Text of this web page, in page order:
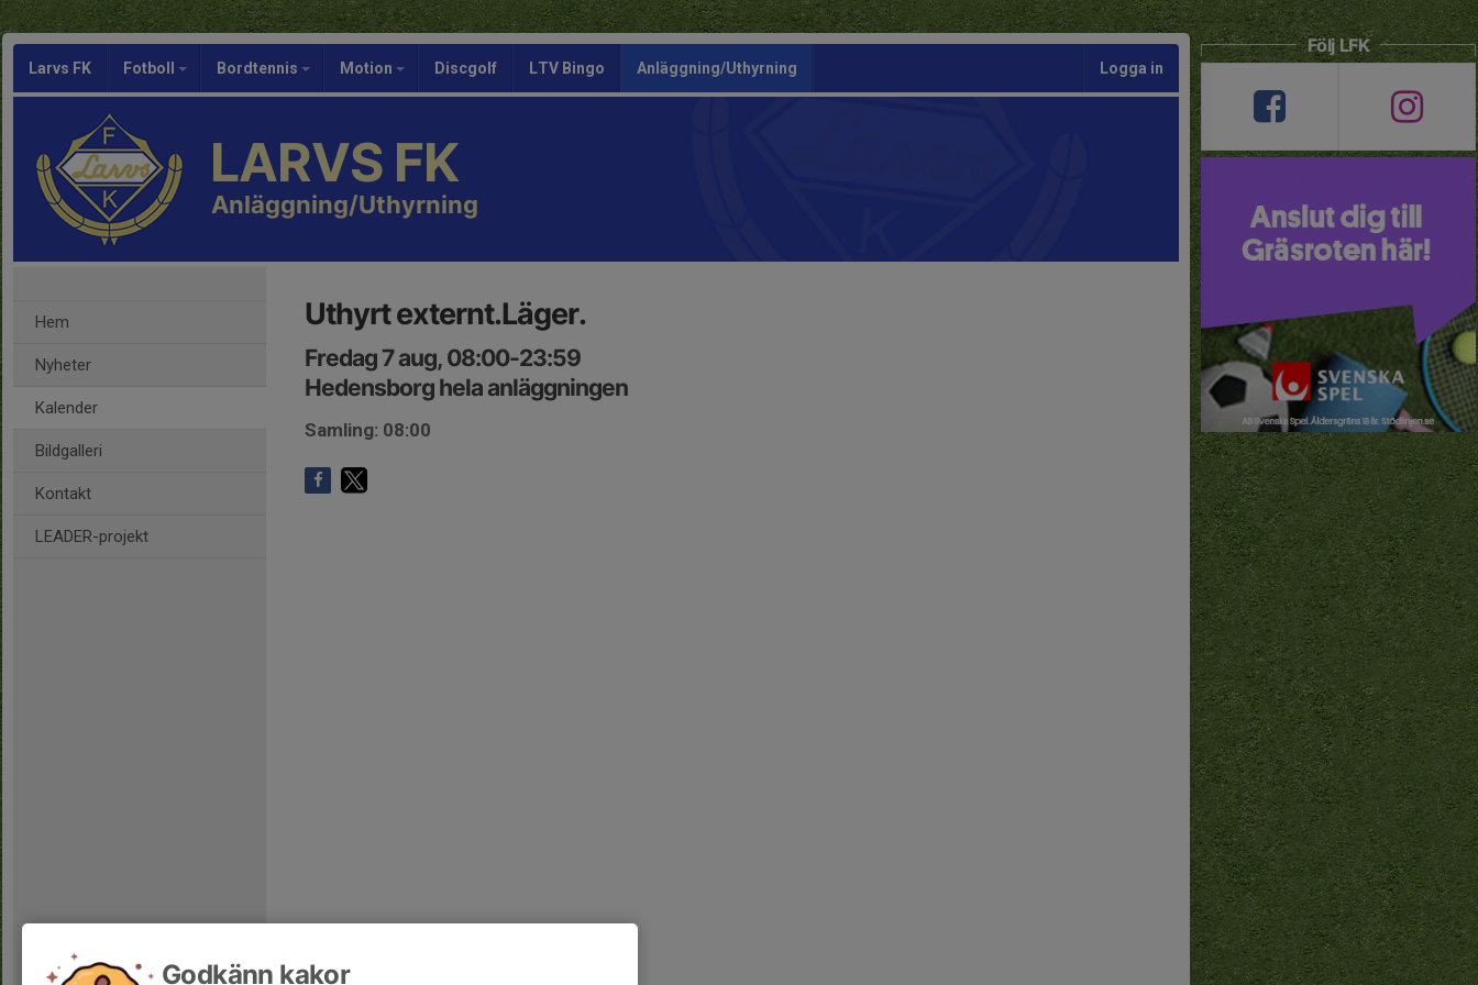
Larvs FK Fotboll Bordtennis Motion Discgolf LTV Bingo Anläggning/Uthyrning Logga in
LARVS FK
Anläggning/Uthyrning
Hem
Nyheter
Kalender
Bildgalleri
Kontakt
LEADER-projekt
Uthyrt externt.Läger.
Fredag 7 aug, 08:00-23:59
Hedensborg hela anläggningen
Samling: 08:00
Följ LFK
Godkänn kakor